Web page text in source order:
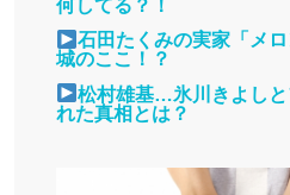
何してる？！
石田たくみの実家「メ
城のここ！？
松村雄基…氷川きよしと
れた真相とは？